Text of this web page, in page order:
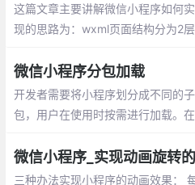
这篇文章主要讲解微信小程序如何
现的思路为：wxml页面结构分为2
微信小程序分包加载
开发者需要将小程序划分成不同的
包，用户在使用时按需进行加载。
所谓的主包，即放置默认启动页/
微信小程序_实现动画旋转
三种办法实现小程序的动画效果：